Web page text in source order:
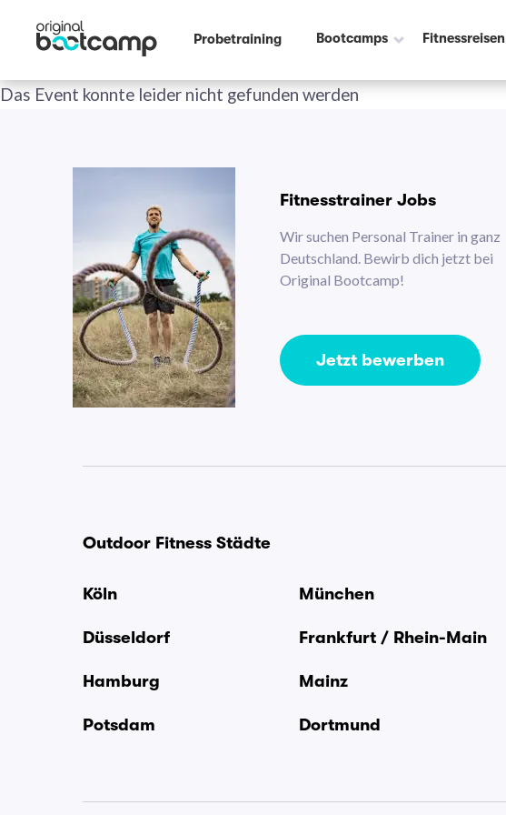
Probetraining Bootcamps Fitnessreisen
Das Event konnte leider nicht gefunden werden
Fitnesstrainer Jobs
Wir suchen Personal Trainer in ganz
Deutschland. Bewirb dich jetzt bei
Original Bootcamp!
Jetzt bewerben
Outdoor Fitness Städte
Köln München
Düsseldorf Frankfurt / Rhein-Main
Hamburg Mainz
Potsdam Dortmund